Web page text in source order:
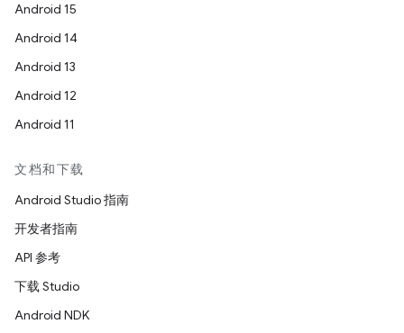
Android 15
Android 14
Android 13
Android 12
Android 11
文档和下载
Android Studio 指南
开发者指南
API 参考
下载 Studio
Android NDK